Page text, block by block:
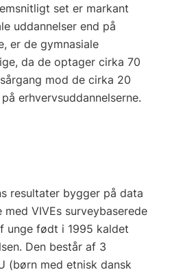
set er markant
uddannelser end på
er de gymnasiale
da de optager cirka 70
mod de cirka 20
erhvervsuddannelserne.
resultater bygger på data
VIVEs surveybaserede
unge født i 1995 kaldet
Den består af 3
(børn med etnisk dansk